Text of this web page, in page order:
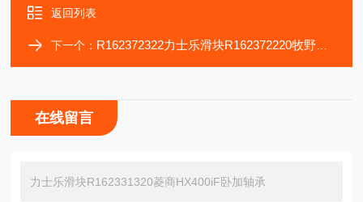
返回列表
下一个： R162372322力士乐滑块R162372220牧野卧加-a61nx轴承
在线留言